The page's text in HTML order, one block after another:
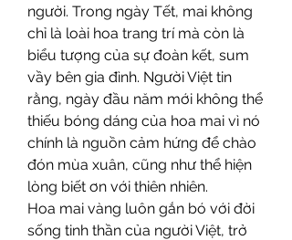
người. Trong ngày Tết, mai không
chỉ là loài hoa trang trí mà còn là
biểu tượng của sự đoàn kết, sum
vầy bên gia đình. Người Việt tin
rằng, ngày đầu năm mới không thể
thiếu bóng dáng của hoa mai vì nó
chính là nguồn cảm hứng để chào
đón mùa xuân, cũng như thể hiện
lòng biết ơn với thiên nhiên.
Hoa mai vàng luôn gắn bó với đời
sống tinh thần của người Việt, trở